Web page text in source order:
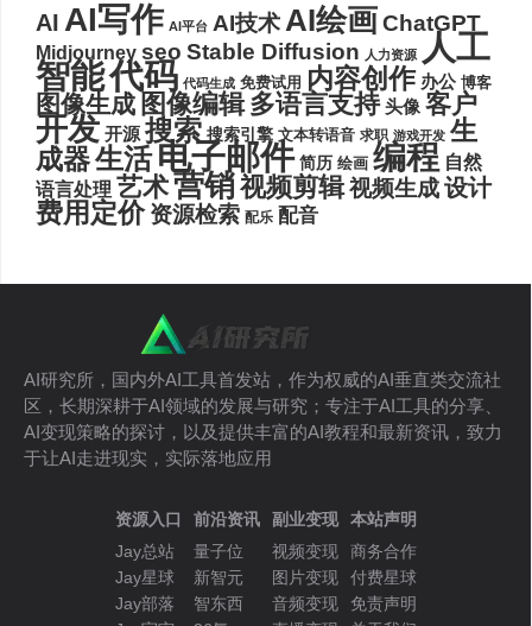
AI AI写作 AI平台 AI技术AI绘画ChatGPT
Midjourney seo Stable Diffusion 人力资源 人工
智能代码 代码生成 免费试用 内容创作 办公 博客
图像生成 图像编辑 多语言支持 头像 客户
开发 开源 搜索 搜索引擎 文本转语音 求职 游戏开发 生
成器生活电子邮件 简历 绘画 编程 自然
语言处理 艺术营销视频剪辑视频生成设计
费用定价 资源检索 配乐 配音
AI研究所，国内外AI工具首发站，作为权威的AI垂直类交流社
区，长期深耕于AI领域的发展与研究；专注于AI工具的分享、
AI变现策略的探讨，以及提供丰富的AI教程和最新资讯，致力
于让AI走进现实，实际落地应用
资源入口
Jay总站
Jay星球
Jay部落
前沿资讯
量子位
新智元
智东西
副业变现
视频变现
图片变现
音频变现
本站声明
商务合作
付费星球
免责声明